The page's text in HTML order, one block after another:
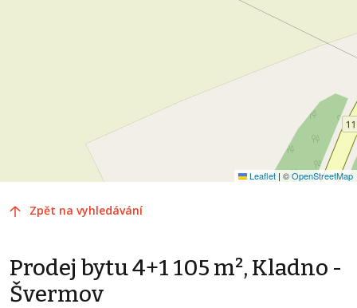
Leaflet | ©OpenStreetMap
Zpět na vyhledávání
Prodej bytu 4+1 105 m², Kladno -
Švermov